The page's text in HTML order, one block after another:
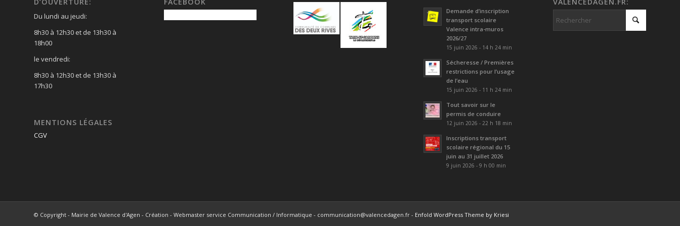
Du lundi au jeudi:
8h30 à 12h30 et de 13h30 à
18h00
le vendredi:
8h30 à 12h30 et de 13h30 à
17h30
MENTIONS LÉGALES
CGV
Demande d’inscription
transport scolaire
Valence intra-muros
2026/27
15 juin 2026 - 14 h 24 min
Sécheresse / Premières
restrictions pour l’usage
de l’eau
15 juin 2026 - 11 h 24 min
Tout savoir sur le
permis de conduire
12 juin 2026 - 22 h 18 min
Inscriptions transport
scolaire régional du 15
juin au 31 juillet 2026
9 juin 2026 - 9 h 00 min
© Copyright - Mairie de Valence d'Agen - Création - Webmaster service Communication / Informatique - communication@valencedagen.fr - Enfold WordPress Theme by Kriesi